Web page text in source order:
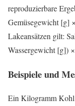
reproduzierbare
Gemüsegewicht [g]
Lakeansätzen gilt:
Wassergewicht [g])
Beispiele und
Ein Kilogramm Kohl